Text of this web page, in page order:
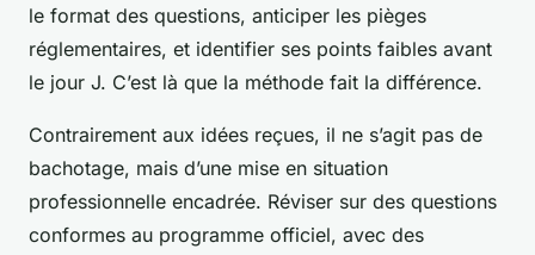
le format des questions, anticiper les pièges
réglementaires, et identifier ses points faibles avant
le jour J. C’est là que la méthode fait la différence.
Contrairement aux idées reçues, il ne s’agit pas de
bachotage, mais d’une mise en situation
professionnelle encadrée. Réviser sur des questions
conformes au programme officiel, avec des